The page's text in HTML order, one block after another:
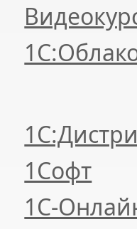
1Софт
1С-